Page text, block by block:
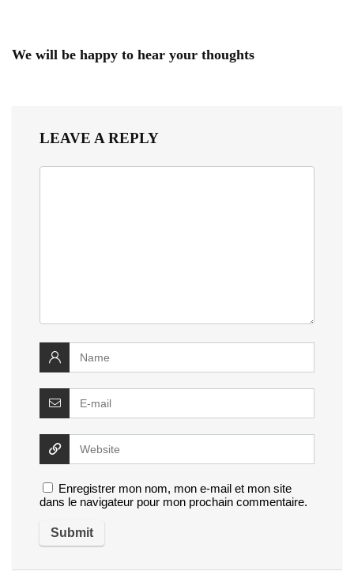
We will be happy to hear your thoughts
LEAVE A REPLY
Enregistrer mon nom, mon e-mail et mon site
dans le navigateur pour mon prochain commentaire.